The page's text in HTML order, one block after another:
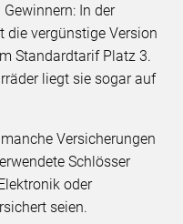
In der
die vergünstige Version
Standardtarif Platz 3.
liegt sie sogar auf
Versicherungen
Schlösser
oder
seien.